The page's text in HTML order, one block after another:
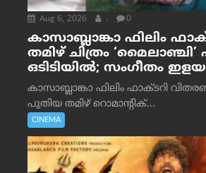
Aug 6, 2026 . 0
കാസാബ്ലാങ്കാ ഫിലിം
തമിഴ് ചിത്രം
ഒടിടിയിൽ; സംഗീതം
കാസാബ്ലാങ്കാ ഫിലിം ഫാക്ടറി
പുതിയ തമിഴ് റൊമാന്റിക്...
CINEMA